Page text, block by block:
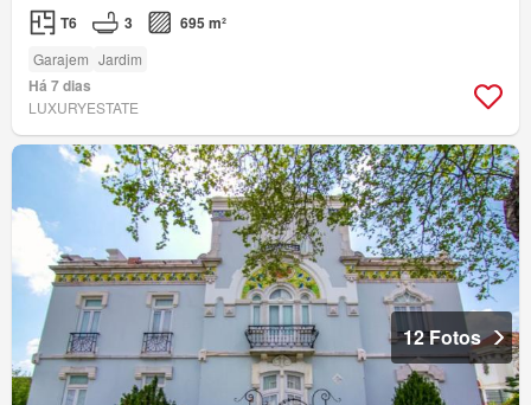
T6 3 695 m²
Garajem Jardim
Há 7 dias
LUXURYESTATE
12 Fotos